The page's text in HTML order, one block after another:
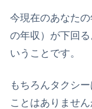
今現在のあなた
の年収）が下回
いうことです。
もちろんタクシ
ことはありませ